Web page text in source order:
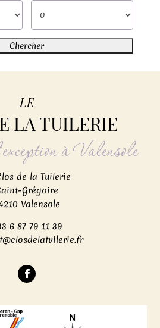
LE
LA TUILERIE
à Valensole
de la Tuilerie
Grégoire
Valensole
6 87 79 11 39